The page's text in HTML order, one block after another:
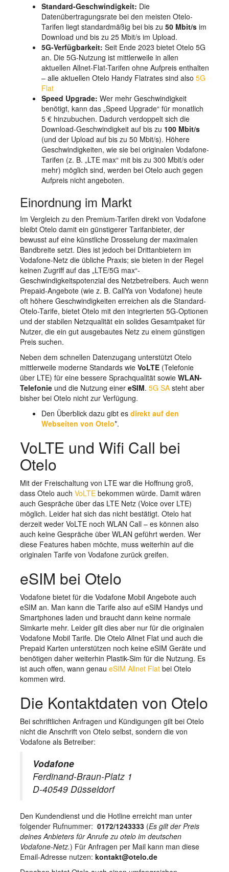
Standard-Geschwindigkeit: Die
Datenübertragungsrate bei den meisten Otelo-
Tarifen liegt standardmäßig bei bis zu 50 Mbit/s im
Download und bis zu 25 Mbit/s im Upload.
5G-Verfügbarkeit: Seit Ende 2023 bietet Otelo 5G
an. Die 5G-Nutzung ist mittlerweile in allen
aktuellen Allnet-Flat-Tarifen ohne Aufpreis enthalten
– alle aktuellen Otelo Handy Flatrates sind also 5G
Flat
Speed Upgrade: Wer mehr Geschwindigkeit
benötigt, kann das „Speed Upgrade“ für monatlich
5 € hinzubuchen. Dadurch verdoppelt sich die
Download-Geschwindigkeit auf bis zu 100 Mbit/s
(und der Upload auf bis zu 50 Mbit/s). Höhere
Geschwindigkeiten, wie sie bei originalen Vodafone-
Tarifen (z. B. „LTE max“ mit bis zu 300 Mbit/s oder
mehr) möglich sind, werden bei Otelo auch gegen
Aufpreis nicht angeboten.
Einordnung im Markt
Im Vergleich zu den Premium-Tarifen direkt von Vodafone
bleibt Otelo damit ein günstigerer Tarifanbieter, der
bewusst auf eine künstliche Drosselung der maximalen
Bandbreite setzt. Dies ist jedoch bei Drittanbietern im
Vodafone-Netz die übliche Praxis; sie bieten in der Regel
keinen Zugriff auf das „LTE/5G max“-
Geschwindigkeitspotenzial des Netzbetreibers. Auch wenn
Prepaid-Angebote (wie z. B. CallYa von Vodafone) heute
oft höhere Geschwindigkeiten erreichen als die Standard-
Otelo-Tarife, bietet Otelo mit den integrierten 5G-Optionen
und der stabilen Netzqualität ein solides Gesamtpaket für
Nutzer, die ein gut ausgebautes Netz zu einem günstigen
Preis suchen.
Neben dem schnellen Datenzugang unterstützt Otelo
mittlerweile moderne Standards wie VoLTE (Telefonie
über LTE) für eine bessere Sprachqualität sowie WLAN-
Telefonie und die Nutzung einer eSIM. 5G SA steht aber
bisher bei Otelo nicht zur Verfügung.
Den Überblick dazu gibt es direkt auf den
Webseiten von Otelo*.
VoLTE und Wifi Call bei
Otelo
Mit der Freischaltung von LTE war die Hoffnung groß,
dass Otelo auch VoLTE bekommen würde. Damit wären
auch Gespräche über das LTE Netz (Voice over LTE)
möglich. Leider hat sich das nicht bestätigt. Otelo hat
derzeit weder VoLTE noch WLAN Call – es können also
auch keine Gespräche über WLAN geführt werden. Wer
diese Features haben möchte, muss weiterhin auf die
originalen Tarife von Vodafone zurück greifen.
eSIM bei Otelo
Vodafone bietet für die Vodafone Mobil Angebote auch
eSIM an. Man kann die Tarife also auf eSIM Handys und
Smartphones laden und braucht dann keine normale
Simkarte mehr. Leider gilt dies aber nur für die originalen
Vodafone Mobil Tarife. Die Otelo Allnet Flat und auch die
Prepaid Karten unterstützen noch keine eSIM Geräte und
benötigen daher weiterhin Plastik-Sim für die Nutzung. Es
ist auch offen, wann genau eSIM Allnet Flat bei Otelo
kommen wird.
Die Kontaktdaten von Otelo
Bei schriftlichen Anfragen und Kündigungen gilt bei Otelo
nicht die Anschrift von Otelo selbst, sondern die von
Vodafone als Betreiber:
Vodafone
Ferdinand-Braun-Platz 1
D-40549 Düsseldorf
Den Kundendienst und die Hotline erreicht man unter
folgender Rufnummer: 0172/1243333 (Es gilt der Preis
deines Anbieters für Anrufe zu otelo im deutschen
Vodafone-Netz.) Für Anfragen per Mail kann man diese
Email-Adresse nutzen: kontakt@otelo.de